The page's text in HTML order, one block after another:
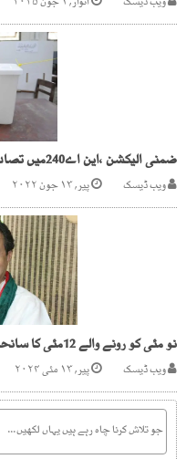
ضمنی الیکشن ،این اے240میں تصادم کا خطرہ
ویب ڈیسک پیر, ۱۳ جون ۲۰۲۲
نو مئی کو رونے والے 12مئی کا سانحہ بھول گئے ، حلیم عادل شیخ
ویب ڈیسک پیر, ۱۳ مئی ۲۰۲۴